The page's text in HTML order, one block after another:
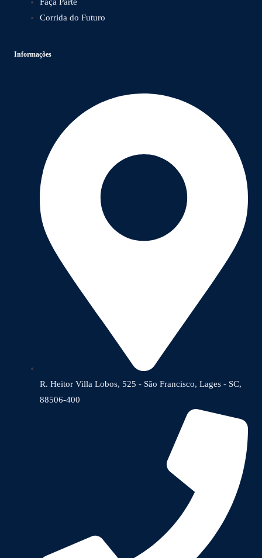
Corrida do Futuro
Informações
R. Heitor Villa Lobos, 525 - São Francisco, Lages - SC,
88506-400